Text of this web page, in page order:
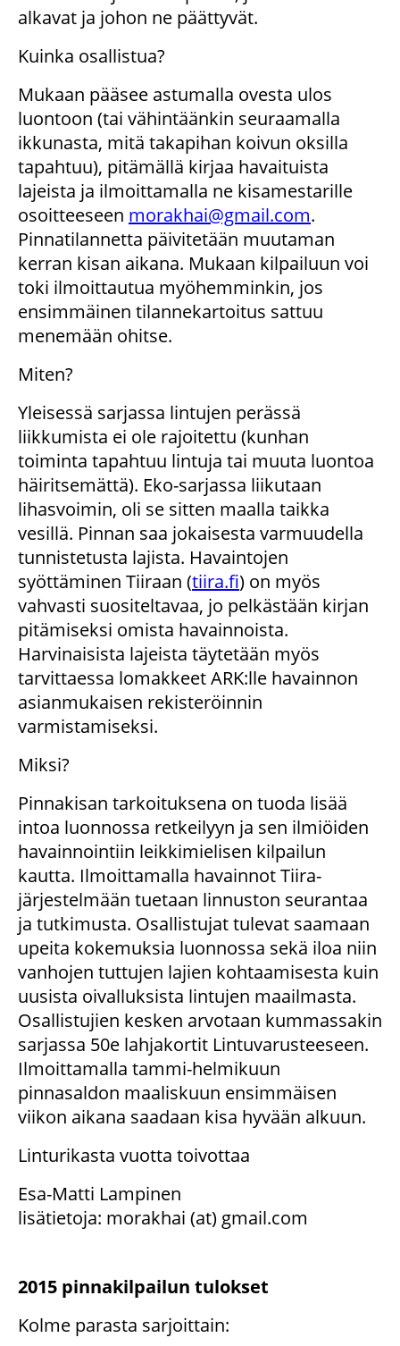
alkavat ja johon ne päättyvät.
Kuinka osallistua?
Mukaan pääsee astumalla ovesta ulos
luontoon (tai vähintäänkin seuraamalla
ikkunasta, mitä takapihan koivun oksilla
tapahtuu), pitämällä kirjaa havaituista
lajeista ja ilmoittamalla ne kisamestarille
osoitteeseen morakhai@gmail.com.
Pinnatilannetta päivitetään muutaman
kerran kisan aikana. Mukaan kilpailuun voi
toki ilmoittautua myöhemminkin, jos
ensimmäinen tilannekartoitus sattuu
menemään ohitse.
Miten?
Yleisessä sarjassa lintujen perässä
liikkumista ei ole rajoitettu (kunhan
toiminta tapahtuu lintuja tai muuta luontoa
häiritsemättä). Eko-sarjassa liikutaan
lihasvoimin, oli se sitten maalla taikka
vesillä. Pinnan saa jokaisesta varmuudella
tunnistetusta lajista. Havaintojen
syöttäminen Tiiraan (tiira.fi) on myös
vahvasti suositeltavaa, jo pelkästään kirjan
pitämiseksi omista havainnoista.
Harvinaisista lajeista täytetään myös
tarvittaessa lomakkeet ARK:lle havainnon
asianmukaisen rekisteröinnin
varmistamiseksi.
Miksi?
Pinnakisan tarkoituksena on tuoda lisää
intoa luonnossa retkeilyyn ja sen ilmiöiden
havainnointiin leikkimielisen kilpailun
kautta. Ilmoittamalla havainnot Tiira-
järjestelmään tuetaan linnuston seurantaa
ja tutkimusta. Osallistujat tulevat saamaan
upeita kokemuksia luonnossa sekä iloa niin
vanhojen tuttujen lajien kohtaamisesta kuin
uusista oivalluksista lintujen maailmasta.
Osallistujien kesken arvotaan kummassakin
sarjassa 50e lahjakortit Lintuvarusteeseen.
Ilmoittamalla tammi-helmikuun
pinnasaldon maaliskuun ensimmäisen
viikon aikana saadaan kisa hyvään alkuun.
Linturikasta vuotta toivottaa
Esa-Matti Lampinen
lisätietoja: morakhai (at) gmail.com
2015 pinnakilpailun tulokset
Kolme parasta sarjoittain: